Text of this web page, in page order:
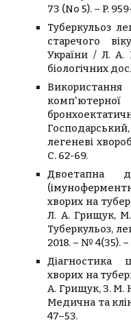
73 (No 5). – P.
Туберкульоз
старечого
України / Л. А.
біологічних
комп'ютерної
легеневі
С. 62-69.
Двоетапна
хворих на
Л. А. Грищук,
Туберкульоз,
2018. – № 4(35). –
Діагностика
хворих на
А. Грищук, З. М.
Медична та
47–53.